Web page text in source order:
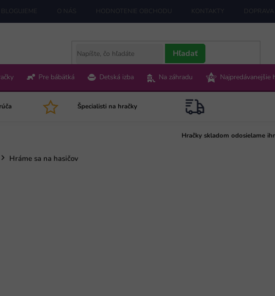
BLOGUJEME O NÁS HODNOTENIE OBCHODU KONTAKTY
Hľadať
Pre bábätká Detská izba Na záhradu Najpredávanejšie
Špecialisti na hračky
Hračky skladom odosielame
Hráme sa na hasičov